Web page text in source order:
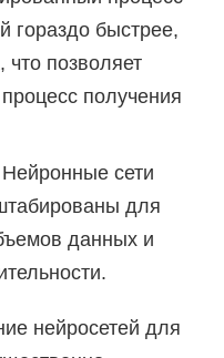
гораздо быстрее,
что позволяет
получения
Нейронные сети
для
данных и
нейросетей для